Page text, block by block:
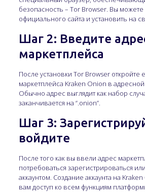
безопасность – Tor Browser. Вы можете
официального сайта и установить на
Шаг 2: Введите
маркетплейса
После установки Tor Browser откройте
маркетплейса Kraken Onion в
Обычно адрес выглядит как набор
заканчивается на “.onion”.
Шаг 3:
войдите
После того как вы ввели адрес
потребоваться зарегистрироваться
аккаунтом. Создание аккаунта на
вам доступ ко всем функциям